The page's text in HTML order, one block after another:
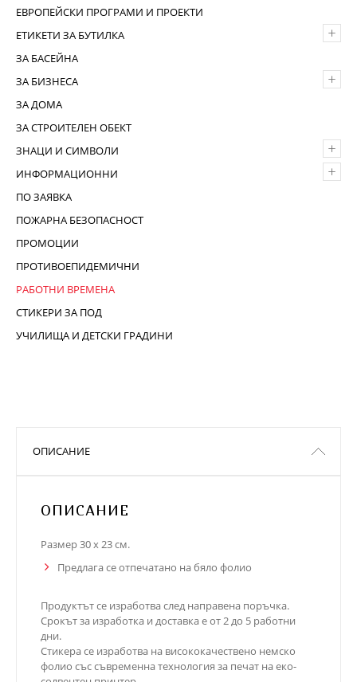
ЕВРОПЕЙСКИ ПРОГРАМИ И ПРОЕКТИ
+
ЕТИКЕТИ ЗА БУТИЛКА
ЗА БАСЕЙНА
+
ЗА БИЗНЕСА
ЗА ДОМА
ЗА СТРОИТЕЛЕН ОБЕКТ
+
ЗНАЦИ И СИМВОЛИ
+
ИНФОРМАЦИОННИ
ПО ЗАЯВКА
ПОЖАРНА БЕЗОПАСНОСТ
ПРОМОЦИИ
ПРОТИВОЕПИДЕМИЧНИ
РАБОТНИ ВРЕМЕНА
СТИКЕРИ ЗА ПОД
УЧИЛИЩА И ДЕТСКИ ГРАДИНИ
ОПИСАНИЕ
ОПИСАНИЕ
Размер 30 x 23 см.
Предлага се отпечатано на бяло фолио
Продуктът се изработва след направена поръчка.
Срокът за изработка и доставка е от 2 до 5 работни
дни.
Стикера се изработва на висококачествено немско
фолио със съвременна технология за печат на еко-